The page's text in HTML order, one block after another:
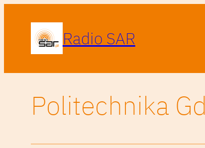
Radio SAR
Politechnika